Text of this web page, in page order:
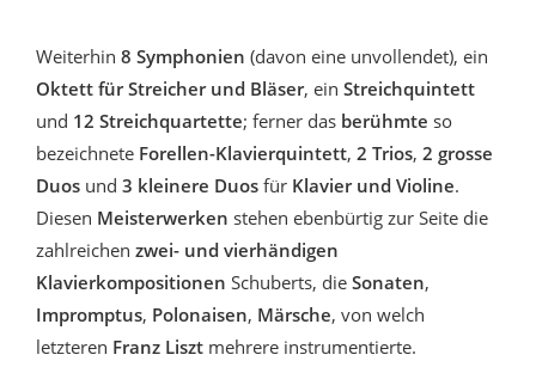
Weiterhin 8 Symphonien (davon eine unvollendet), ein
Oktett für Streicher und Bläser, ein Streichquintett
und 12 Streichquartette; ferner das berühmte so
bezeichnete Forellen-Klavierquintett, 2 Trios, 2 grosse
Duos und 3 kleinere Duos für Klavier und Violine.
Diesen Meisterwerken stehen ebenbürtig zur Seite die
zahlreichen zwei- und vierhändigen
Klavierkompositionen Schuberts, die Sonaten,
Impromptus, Polonaisen, Märsche, von welch
letzteren Franz Liszt mehrere instrumentierte.